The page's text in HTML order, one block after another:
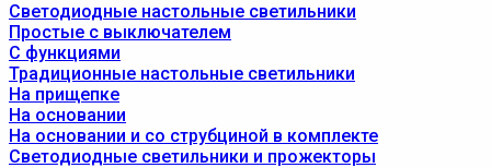
Светодиодные настольные светильники
Простые с выключателем
С функциями
Традиционные настольные светильники
На прищепке
На основании
На основании и со струбциной в комплекте
Светодиодные светильники и прожекторы